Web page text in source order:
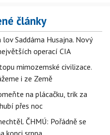
články
Saddáma Husajna. Nový
operací CIA
mimozemské civilizace.
i ze Země
na plácačku, trik za
přes noc
ČHMÚ: Pořádně se